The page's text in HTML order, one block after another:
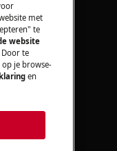
met
te
website
Door te
op je browse-
en